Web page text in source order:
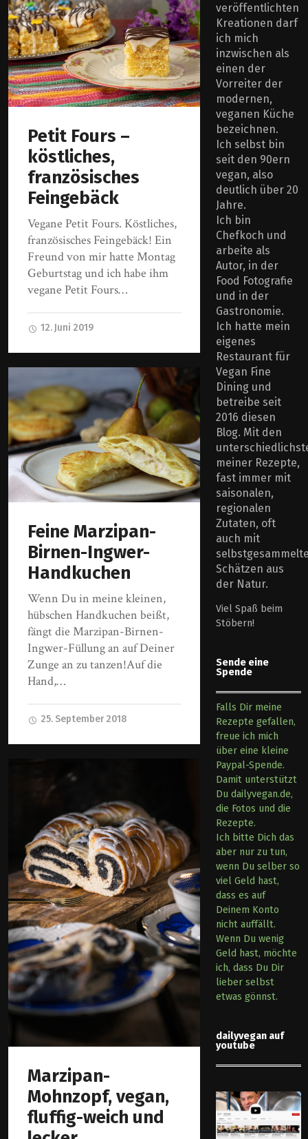
Petit Fours –
köstliches,
französisches
Feingebäck
Vegane Petit Fours. Köstliches,
französisches Feingebäck! Ein
Freund von mir hatte Montag
Geburtstag und ich habe ihm
vegane Petit Fours…
12. Juni 2019
Feine Marzipan-
Birnen-Ingwer-
Handkuchen
Wenn Du in meine kleinen,
hübschen Handkuchen beißt,
fängt die Marzipan-Birnen-
Ingwer-Füllung an auf Deiner
Zunge an zu tanzen!Auf die
Hand,…
25. September 2018
Marzipan-
Mohnzopf, vegan,
fluffig-weich und
veröffentlichten
Kreationen darf
ich mich
inzwischen als
einen der
Vorreiter der
modernen,
veganen Küche
bezeichnen.
Ich selbst bin
seit den 90ern
vegan, also
deutlich über 20
Jahre.
Ich bin
Chefkoch und
arbeite als
Autor, in der
Food Fotografie
und in der
Gastronomie.
Ich hatte mein
eigenes
Restaurant für
Vegan Fine
Dining und
betreibe seit
2016 diesen
Blog. Mit den
meiner Rezepte,
fast immer mit
saisonalen,
regionalen
Zutaten, oft
auch mit
Schätzen aus
der Natur.
Viel Spaß beim
Stöbern!
Sende eine
Spende
Falls Dir meine
Rezepte gefallen,
freue ich mich
über eine kleine
Paypal-Spende.
Damit unterstützt
Du dailyvegan.de,
die Fotos und die
Rezepte.
Ich bitte Dich das
aber nur zu tun,
wenn Du selber so
viel Geld hast,
dass es auf
Deinem Konto
nicht auffällt.
Wenn Du wenig
Geld hast, möchte
ich, dass Du Dir
lieber selbst
etwas gönnst.
dailyvegan auf
youtube